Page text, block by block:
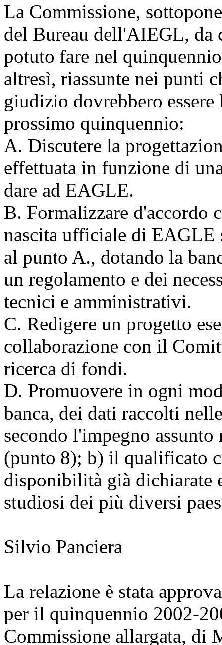
La Commissione,
del Bureau dell'AIEGL, da
potuto fare nel
altresì, riassunte nei punti
giudizio dovrebbero
prossimo quinquennio:
A. Discutere la
effettuata in funzione di
dare ad EAGLE.
B. Formalizzare
nascita ufficiale di EAGLE
al punto A., dotando la
un regolamento e dei
tecnici e amministrativi.
C. Redigere un progetto
collaborazione con il
ricerca di fondi.
D. Promuovere in ogni
banca, dei dati raccolti
secondo l'impegno
(punto 8); b) il qualificato
disponibilità già dichiarate
studiosi dei più diversi
Silvio Panciera
La relazione è stata
per il quinquennio 2002-
Commissione allargata, di